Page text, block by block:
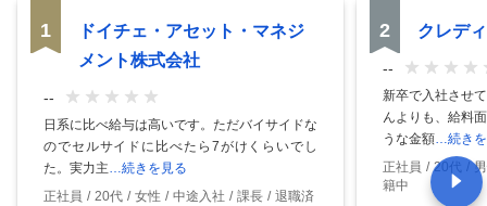
1
ドイチェ・アセット・マネジ
メント株式会社
--
日系に比べ給与は高いです。ただバイサイドな
のでセルサイドに比べたら7がけくらいでし
た。実力主…続きを見る
正社員
20代 女性 中途入社 課長
退職済
2 クレデ
--
新卒で入社させ
んよりも、給料
うな金額…続き
正社員
20代
籍中